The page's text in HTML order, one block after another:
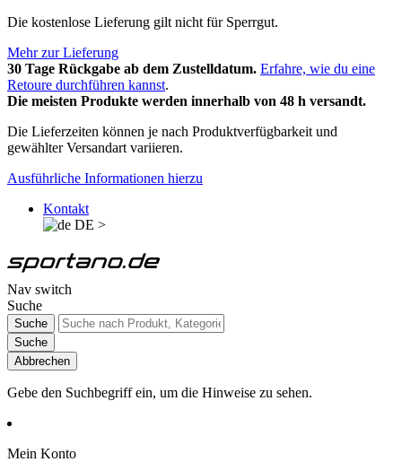
Die kostenlose Lieferung gilt nicht für Sperrgut.
Mehr zur Lieferung
30 Tage Rückgabe ab dem Zustelldatum. Erfahre, wie du eine
Retoure durchführen kannst.
Die meisten Produkte werden innerhalb von 48 h versandt.
Die Lieferzeiten können je nach Produktverfügbarkeit und
gewählter Versandart variieren.
Ausführliche Informationen hierzu
Kontakt
DE >
Nav switch
Suche
Suche
Suche
Abbrechen
Gebe den Suchbegriff ein, um die Hinweise zu sehen.
Mein Konto